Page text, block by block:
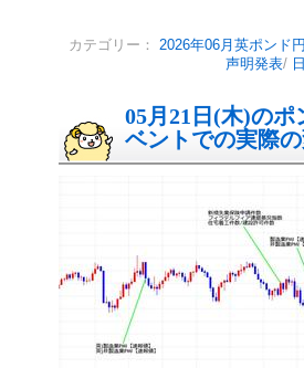
カテゴリー： 2026年06月英ポンド
声明発表/
05月21日(木)の
ベントでの実際